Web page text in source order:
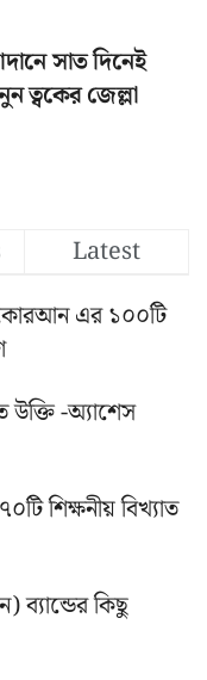
সাত দিনেই
ত্বকের জেল্লা
Latest
এর ১০০টি
উক্তি -অ্যাশেস
শিক্ষনীয় বিখ্যাত
ব্যান্ডের কিছু